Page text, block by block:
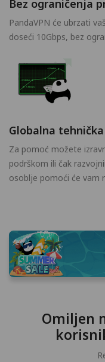
Bez ograničenja
PandaVPN će ubrzati
doseći 10Gbps, bez
Globalna
Za pomoć možete
podrškom ili čak
osoblje pomoći će vam
Omiljen